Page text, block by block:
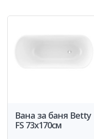
Вана за баня Betty
FS 73x170см